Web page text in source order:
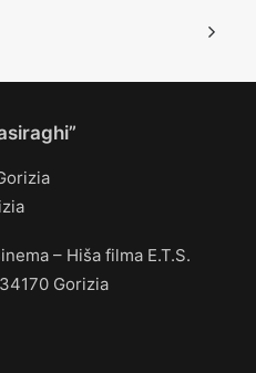
– Hiša filma E.T.S.
Gorizia